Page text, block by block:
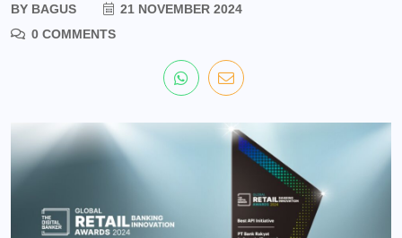
BY BAGUS
21 NOVEMBER 2024
0 COMMENTS